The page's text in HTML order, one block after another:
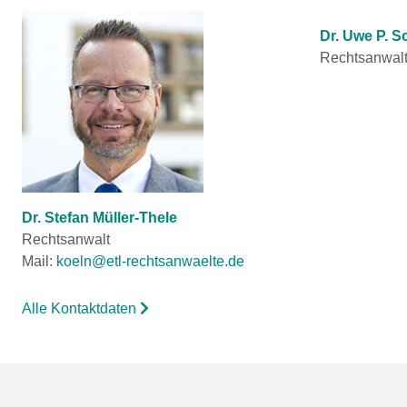
Dr. Stefan Müller-Thele
Rechtsanwalt
Mail: koeln@etl-rechtsanwaelte.de
Alle Kontaktdaten
Dr. Uwe P.
Rechtsanwalt